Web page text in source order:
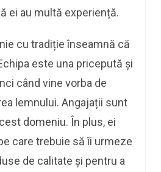
ei au multă experiență.
cu tradiție înseamnă că
este una pricepută și
când vine vorba de
lemnului. Angajații sunt
domeniu. În plus, ei
care trebuie să îi urmeze
de calitate și pentru a